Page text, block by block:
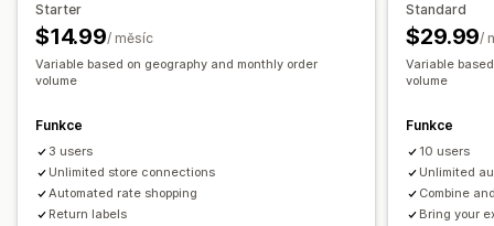
Synchronizace objednávek
Sledování v reálném čase
Značková stránka pro sledování
E-mailová oznámení
Aktualizace objednávek
Starter
$14.99/ měsíc
Variable based on geography and monthly order
volume
Funkce
3 users
Unlimited store connections
Automated rate shopping
Return labels
Standard
$29.99/
Variable
volume
Funkce
10 users
Unlimited
Combine
Bring your